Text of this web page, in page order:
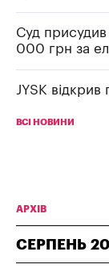
Суд присудив
000 грн за
JYSK
ВСІ НОВИНИ
АРХІВ
СЕРПЕНЬ